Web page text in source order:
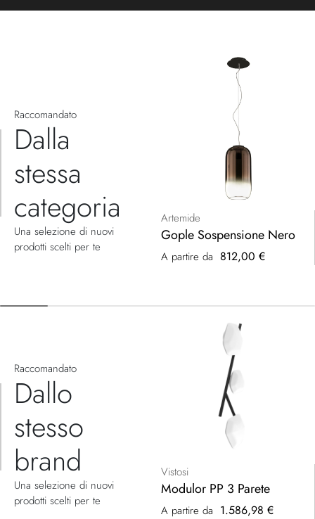
Raccomandato
Dalla
stessa
categoria
Una selezione di nuovi
prodotti scelti per te
Artemide
Gople Sospensione Nero
A partire da 812,00 €
Raccomandato
Dallo
stesso
brand
Una selezione di nuovi
prodotti scelti per te
Vistosi
Modulor PP 3 Parete
A partire da 1.586,98 €